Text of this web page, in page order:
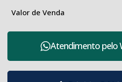
Valor de Venda
Atendimento pelo